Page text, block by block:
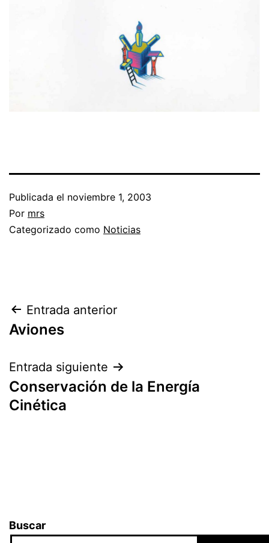
Publicada el noviembre 1, 2003
Por mrs
Categorizado como Noticias
Entrada anterior
Aviones
Entrada siguiente
Conservación de la Energía
Cinética
Buscar